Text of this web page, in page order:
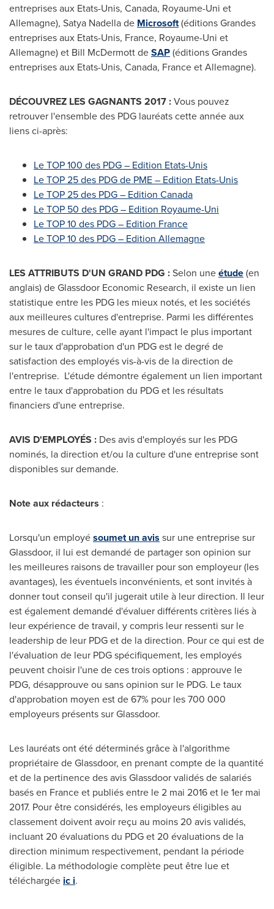
entreprises aux Etats-Unis, Canada, Royaume-Uni et
Allemagne), Satya Nadella de Microsoft(éditions Grandes
entreprises aux Etats-Unis, France, Royaume-Uni et
Allemagne) et Bill McDermott deSAP(éditions Grandes
entreprises aux Etats-Unis, Canada, Franceet Allemagne).
DÉCOUVREZ LES GAGNANTS 2017 :Vous pouvez
retrouver l'ensemble des PDG lauréats cette année aux
liens ci-après:
Le TOP 100 des PDG – Edition Etats-Unis
Le TOP 25 des PDG de PME – Edition Etats-Unis
Le TOP 25 des PDG – Edition Canada
Le TOP 50 des PDG – Edition Royaume-Uni
Le TOP 10 des PDG – Edition France
Le TOP 10 des PDG – Edition Allemagne
LES ATTRIBUTS D'UN GRAND PDG :Selon uneétude(en
anglais) de Glassdoor Economic Research, il existe un lien
statistique entre les PDG les mieux notés, et les sociétés
aux meilleures cultures d'entreprise. Parmi les différentes
mesures de culture, celle ayant l'impact le plus important
sur le taux d'approbation d'un PDG est le degré de
satisfaction des employés vis-à-vis de la direction de
l'entreprise. L'étude démontre également un lien important
entre le taux d'approbation du PDG et les résultats
financiers d'une entreprise.
AVIS D'EMPLOYÉS : Des avis d'employés sur les PDG
nominés, la direction et/ou la culture d'une entreprise sont
disponibles sur demande.
Note aux rédacteurs :
Lorsqu'un employésoumet un avis sur une entreprise sur
Glassdoor, il lui est demandé de partager son opinion sur
les meilleures raisons de travailler pour son employeur (les
avantages), les éventuels inconvénients, et sont invités à
donner tout conseil qu'il jugerait utile à leur direction. Il leur
est également demandé d'évaluer différents critères liés à
leur expérience de travail, y compris leur ressenti sur le
leadership de leur PDG et de la direction. Pour ce qui est de
l'évaluation de leur PDG spécifiquement, les employés
peuvent choisir l'une de ces trois options : approuve le
PDG, désapprouve ou sans opinion sur le PDG. Le taux
d'approbation moyen est de 67% pour les 700 000
employeurs présents sur Glassdoor.
Les lauréats ont été déterminés grâce à l'algorithme
propriétaire de Glassdoor, en prenant compte de la quantité
et de la pertinence des avis Glassdoor validés de salariés
basés en Franceet publiés entre le 2 mai 2016 et le 1er mai
2017. Pour être considérés, les employeurs éligibles au
classement doivent avoir reçu au moins 20 avis validés,
incluant 20 évaluations du PDG et 20 évaluations de la
direction minimum respectivement, pendant la période
éligible. La méthodologie complète peut être lue et
téléchargée ic i.